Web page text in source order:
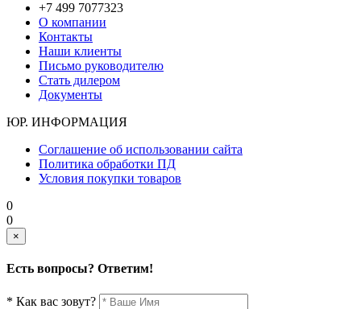
+7 499 7077323
О компании
Контакты
Наши клиенты
Письмо руководителю
Стать дилером
Документы
ЮР. ИНФОРМАЦИЯ
Соглашение об использовании сайта
Политика обработки ПД
Условия покупки товаров
0
0
×
Есть вопросы? Ответим!
* Как вас зовут?